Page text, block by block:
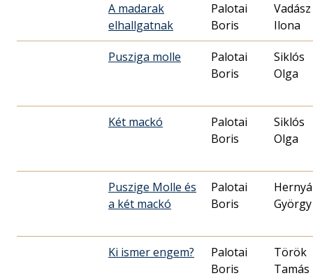
A madarak
elhallgatnak
Palotai
Boris
Vadász
Ilona
Pusziga molle
Palotai
Boris
Siklós
Olga
Két mackó
Palotai
Boris
Siklós
Olga
Puszige Molle és
a két mackó
Palotai
Boris
György
Ki ismer engem?
Palotai
Boris
Török
Tamás